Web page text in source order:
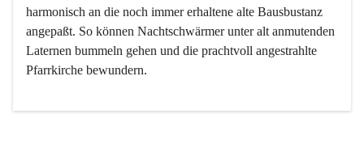
harmonisch an die noch immer erhaltene alte Bausbustanz
angepaßt. So können Nachtschwärmer unter alt anmutenden
Laternen bummeln gehen und die prachtvoll angestrahlte
Pfarrkirche bewundern.
Der Weinbau dominert heute nicht mehr, ist aber integrativer